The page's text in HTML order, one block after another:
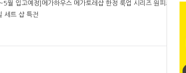
월 입고예정]메가하우스 메가토레샵 한정 룩업 시리즈 원피스 쥬라
세트 샵 특전